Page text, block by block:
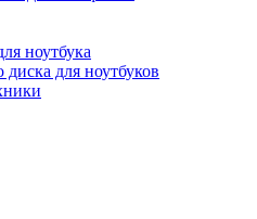
ноутбука
для ноутбуков